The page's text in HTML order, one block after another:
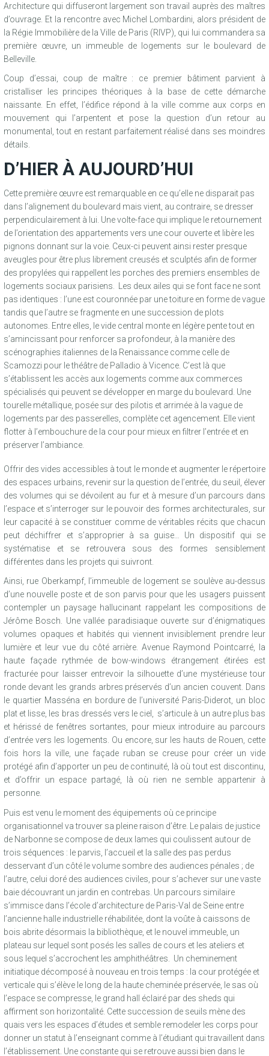
Architecture qui diffuseront largement son travail auprès des maîtres
d’ouvrage. Et la rencontre avec Michel Lombardini, alors président de
la Régie Immobilière de la Ville de Paris (RIVP), qui lui commandera sa
première œuvre, un immeuble de logements sur le boulevard de
Belleville.
Coup d’essai, coup de maître : ce premier bâtiment parvient à
cristalliser les principes théoriques à la base de cette démarche
naissante. En effet, l’édifice répond à la ville comme aux corps en
mouvement qui l’arpentent et pose la question d’un retour au
monumental, tout en restant parfaitement réalisé dans ses moindres
détails.
D’HIER À AUJOURD’HUI
Cette première œuvre est remarquable en ce qu’elle ne disparait pas
dans l’alignement du boulevard mais vient, au contraire, se dresser
perpendiculairement à lui. Une volte-face qui implique le retournement
de l’orientation des appartements vers une cour ouverte et libère les
pignons donnant sur la voie. Ceux-ci peuvent ainsi rester presque
aveugles pour être plus librement creusés et sculptés afin de former
des propylées qui rappellent les porches des premiers ensembles de
logements sociaux parisiens. Les deux ailes qui se font face ne sont
pas identiques : l’une est couronnée par une toiture en forme de vague
tandis que l’autre se fragmente en une succession de plots
autonomes. Entre elles, le vide central monte en légère pente tout en
s’amincissant pour renforcer sa profondeur, à la manière des
scénographies italiennes de la Renaissance comme celle de
Scamozzi pour le théâtre de Palladio à Vicence. C’est là que
s’établissent les accès aux logements comme aux commerces
spécialisés qui peuvent se développer en marge du boulevard. Une
tourelle métallique, posée sur des pilotis et arrimée à la vague de
logements par des passerelles, complète cet agencement. Elle vient
flotter à l’embouchure de la cour pour mieux en filtrer l’entrée et en
préserver l’ambiance.
Offrir des vides accessibles à tout le monde et augmenter le répertoire
des espaces urbains, revenir sur la question de l’entrée, du seuil, élever
des volumes qui se dévoilent au fur et à mesure d’un parcours dans
l’espace et s’interroger sur le pouvoir des formes architecturales, sur
leur capacité à se constituer comme de véritables récits que chacun
peut déchiffrer et s’approprier à sa guise… Un dispositif qui se
systématise et se retrouvera sous des formes sensiblement
différentes dans les projets qui suivront.
Ainsi, rue Oberkampf, l’immeuble de logement se soulève au-dessus
d’une nouvelle poste et de son parvis pour que les usagers puissent
contempler un paysage hallucinant rappelant les compositions de
Jérôme Bosch. Une vallée paradisiaque ouverte sur d’énigmatiques
volumes opaques et habités qui viennent invisiblement prendre leur
lumière et leur vue du côté arrière. Avenue Raymond Pointcarré, la
haute façade rythmée de bow-windows étrangement étirées est
fracturée pour laisser entrevoir la silhouette d’une mystérieuse tour
ronde devant les grands arbres préservés d’un ancien couvent. Dans
le quartier Masséna en bordure de l’université Paris-Diderot, un bloc
plat et lisse, les bras dressés vers le ciel, s’articule à un autre plus bas
et hérissé de fenêtres sortantes, pour mieux introduire au parcours
d’entrée vers les logements. Ou encore, sur les hauts de Rouen, cette
fois hors la ville, une façade ruban se creuse pour créer un vide
protégé afin d’apporter un peu de continuité, là où tout est discontinu,
et d’offrir un espace partagé, là où rien ne semble appartenir à
personne.
Puis est venu le moment des équipements où ce principe
organisationnel va trouver sa pleine raison d’être. Le palais de justice
de Narbonne se compose de deux lames qui coulissent autour de
trois séquences : le parvis, l’accueil et la salle des pas perdus
desservant d’un côté le volume sombre des audiences pénales ; de
l’autre, celui doré des audiences civiles, pour s’achever sur une vaste
baie découvrant un jardin en contrebas. Un parcours similaire
s’immisce dans l’école d’architecture de Paris-Val de Seine entre
l’ancienne halle industrielle réhabilitée, dont la voûte à caissons de
bois abrite désormais la bibliothèque, et le nouvel immeuble, un
plateau sur lequel sont posés les salles de cours et les ateliers et
sous lequel s’accrochent les amphithéâtres. Un cheminement
initiatique décomposé à nouveau en trois temps : la cour protégée et
verticale qui s’élève le long de la haute cheminée préservée, le sas où
l’espace se compresse, le grand hall éclairé par des sheds qui
affirment son horizontalité. Cette succession de seuils mène des
quais vers les espaces d’études et semble remodeler les corps pour
donner un statut à l’enseignant comme à l’étudiant qui travaillent dans
l’établissement. Une constante qui se retrouve aussi bien dans le